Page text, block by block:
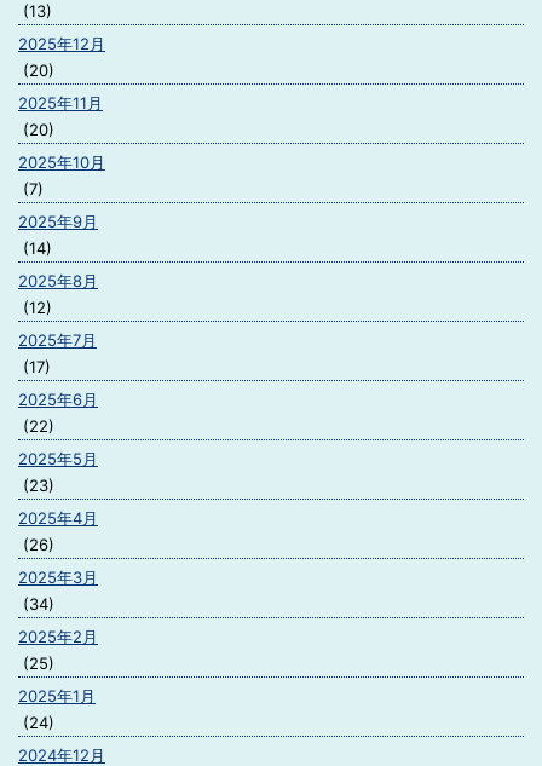
(13)
2025年12月
(20)
2025年11月
(20)
2025年10月
(7)
2025年9月
(14)
2025年8月
(12)
2025年7月
(17)
2025年6月
(22)
2025年5月
(23)
2025年4月
(26)
2025年3月
(34)
2025年2月
(25)
2025年1月
(24)
2024年12月